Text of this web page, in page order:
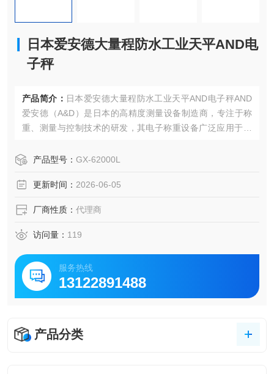
日本爱安德大量程防水工业天平AND电
子秤
产品简介： 日本爱安德大量程防水工业天平AND电子秤AND
爱安德‌（A&D）是日本的高精度测量设备制造商，专注于称
重、测量与控制技术的研发，其电子称重设备广泛应用于‌实
高稳定性与智能化设计著称 。
产品型号： GX-62000L
更新时间： 2026-06-05
厂商性质： 代理商
访问量： 119
服务热线
13122891488
产品分类